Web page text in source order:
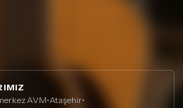
AVM•Ataşehir•